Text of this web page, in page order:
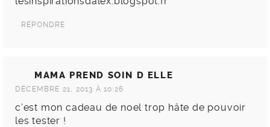
RÉPONDRE
MAMA PREND SOIN D ELLE
DÉCEMBRE 21, 2013 À 10:26
c’est mon cadeau de noel trop hâte de pouvoir
les tester !